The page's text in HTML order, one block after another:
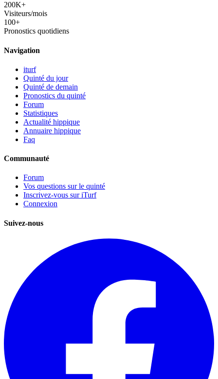
200K+
Visiteurs/mois
100+
Pronostics quotidiens
Navigation
iturf
Quinté du jour
Quinté de demain
Pronostics du quinté
Forum
Statistiques
Actualité hippique
Annuaire hippique
Faq
Communauté
Forum
Vos questions sur le quinté
Inscrivez-vous sur iTurf
Connexion
Suivez-nous